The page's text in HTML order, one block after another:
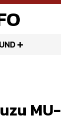
MU-